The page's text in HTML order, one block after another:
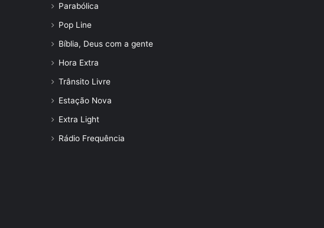
Parabólica
Pop Line
Bíblia, Deus com a gente
Hora Extra
Trânsito Livre
Estação Nova
Extra Light
Rádio Frequência